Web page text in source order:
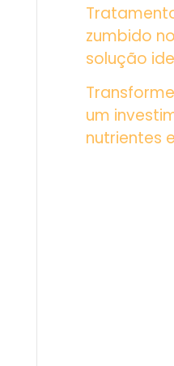
zumbido
solução
um
nutrientes